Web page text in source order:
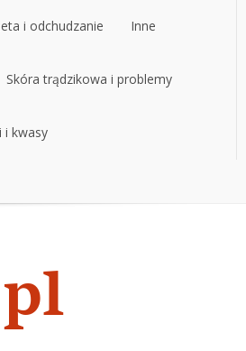
i odchudzanie
i odchudzanie
Inne
Inne
Skóra trądzikowa i problemy
Skóra trądzikowa i problemy
i kwasy